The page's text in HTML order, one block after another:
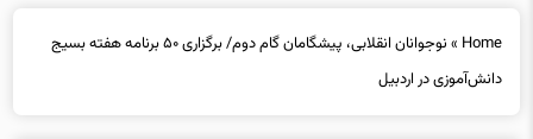
دانش‌آموزی در اردبیل